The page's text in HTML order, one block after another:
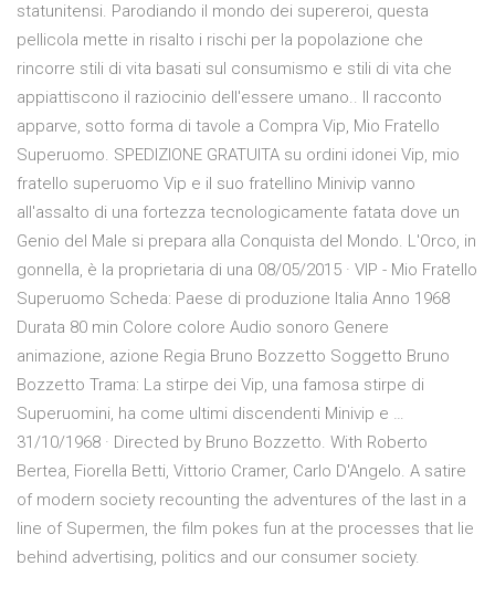
statunitensi. Parodiando il mondo dei supereroi, questa
pellicola mette in risalto i rischi per la popolazione che
rincorre stili di vita basati sul consumismo e stili di vita che
appiattiscono il raziocinio dell'essere umano.. Il racconto
apparve, sotto forma di tavole a Compra Vip, Mio Fratello
Superuomo. SPEDIZIONE GRATUITA su ordini idonei Vip, mio
fratello superuomo Vip e il suo fratellino Minivip vanno
all'assalto di una fortezza tecnologicamente fatata dove un
Genio del Male si prepara alla Conquista del Mondo. L'Orco, in
gonnella, è la proprietaria di una 08/05/2015 · VIP - Mio Fratello
Superuomo Scheda: Paese di produzione Italia Anno 1968
Durata 80 min Colore colore Audio sonoro Genere
animazione, azione Regia Bruno Bozzetto Soggetto Bruno
Bozzetto Trama: La stirpe dei Vip, una famosa stirpe di
Superuomini, ha come ultimi discendenti Minivip e …
31/10/1968 · Directed by Bruno Bozzetto. With Roberto
Bertea, Fiorella Betti, Vittorio Cramer, Carlo D'Angelo. A satire
of modern society recounting the adventures of the last in a
line of Supermen, the film pokes fun at the processes that lie
behind advertising, politics and our consumer society.